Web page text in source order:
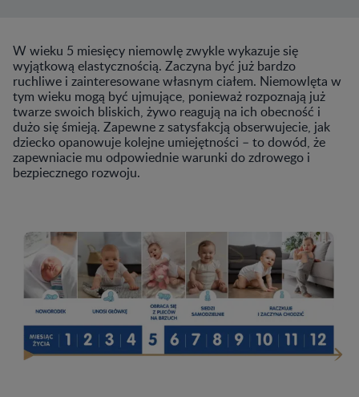
W wieku 5 miesięcy niemowlę zwykle wykazuje się
wyjątkową elastycznością. Zaczyna być już bardzo
ruchliwe i zainteresowane własnym ciałem. Niemowlęta w
tym wieku mogą być ujmujące, ponieważ rozpoznają już
twarze swoich bliskich, żywo reagują na ich obecność i
dużo się śmieją. Zapewne z satysfakcją obserwujecie, jak
dziecko opanowuje kolejne umiejętności – to dowód, że
zapewniacie mu odpowiednie warunki do zdrowego i
bezpiecznego rozwoju.